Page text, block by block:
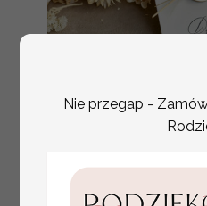
złote winietki na komunię,
Nie przegap -